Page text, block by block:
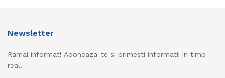
Newsletter
Ramai informat! Aboneaza-te si primesti informatii in timp
real!